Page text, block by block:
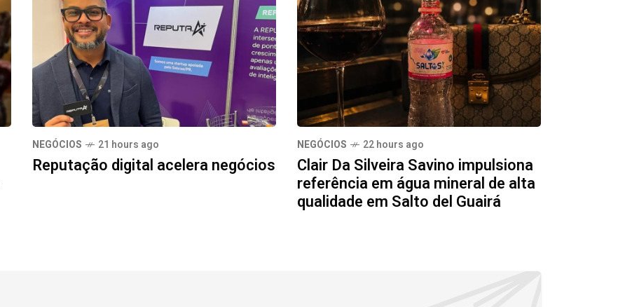
NEGÓCIOS 21 hours ago
Reputação digital acelera negócios
NEGÓCIOS 22 hours ago
Clair Da Silveira Savino impulsiona
referência em água mineral de alta
qualidade em Salto del Guairá